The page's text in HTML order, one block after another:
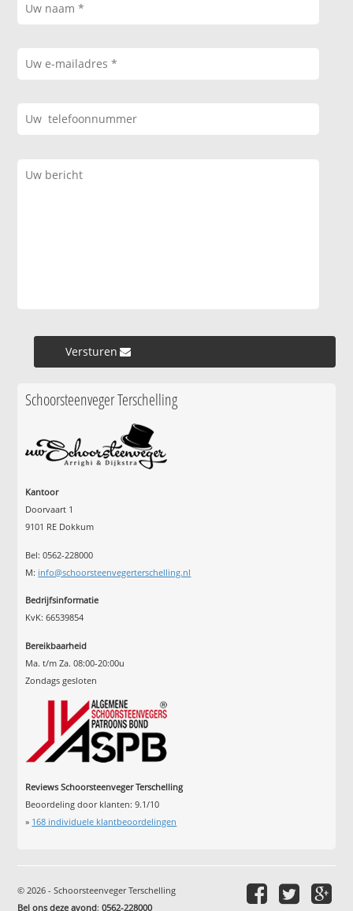
Versturen »
Schoorsteenveger Terschelling
Kantoor
Doorvaart 1
9101 RE Dokkum
Bel: 0562-228000
M: info@schoorsteenvegerterschelling.nl
Bedrijfsinformatie
KvK: 66539854
Bereikbaarheid
Ma. t/m Za. 08:00-20:00u
Zondags gesloten
Reviews Schoorsteenveger Terschelling
Beoordeling door klanten:9.1/10
» 168 individuele klantbeoordelingen
© 2026 - Schoorsteenveger Terschelling
Bel ons deze avond:0562-228000